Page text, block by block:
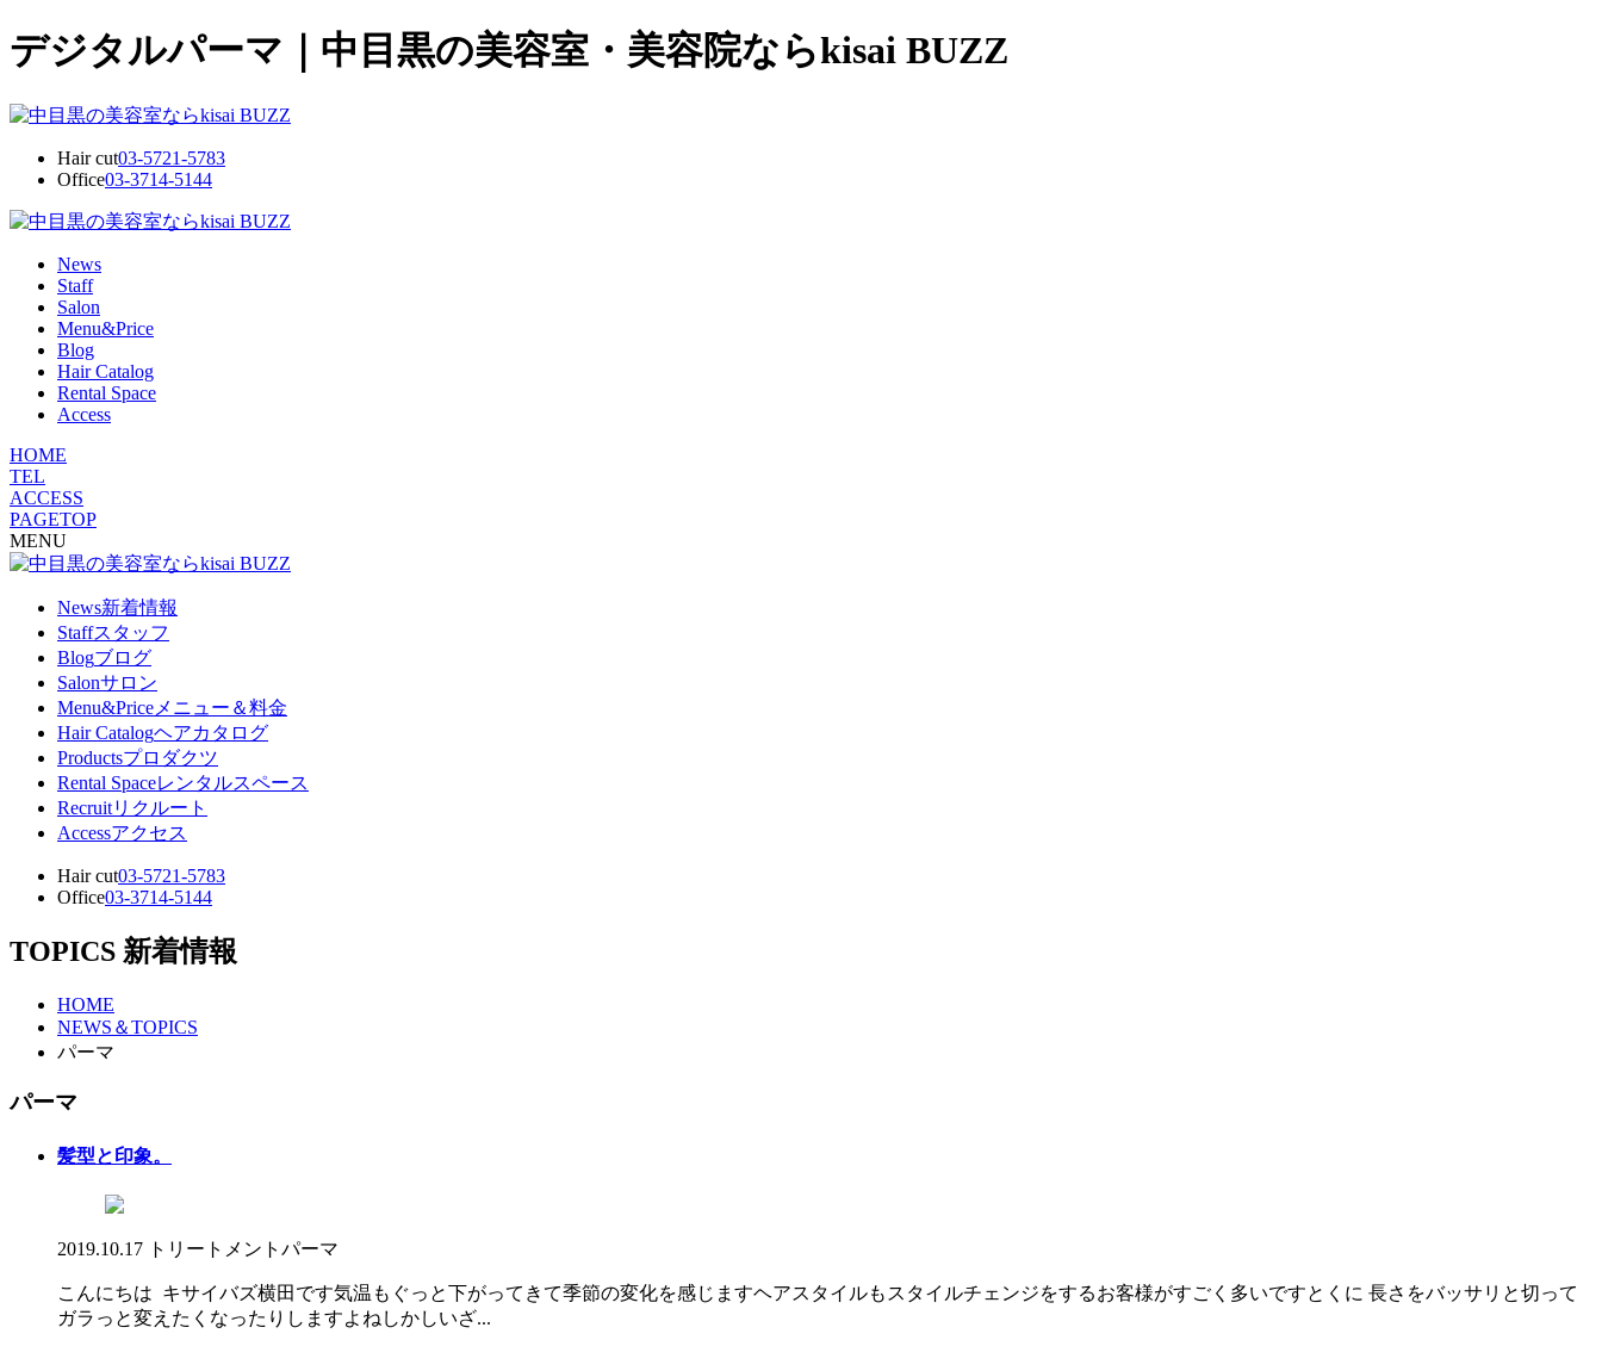
デジタルパーマ｜中目黒の美容室・美容院ならkisai BUZZ
Hair cut03-5721-5783
Office03-3714-5144
News
Staff
Salon
Menu&Price
Blog
Hair Catalog
Rental Space
Access
HOME
TEL
ACCESS
PAGETOP
MENU
News新着情報
Staffスタッフ
Blogブログ
Salonサロン
Menu&Price メニュー＆料金
Hair Catalogヘアカタログ
Productsプロダクツ
Rental Spaceレンタルスペース
Recruitリクルート
Accessアクセス
Hair cut03-5721-5783
Office03-3714-5144
TOPICS 新着情報
HOME
NEWS＆TOPICS
パーマ
パーマ
髪型と印象。
2019.10.17 トリートメント パーマ
こんにちは キサイバズ横田です気温もぐっと下がってきて季節の変化を感じますヘアスタイルもスタイルチェンジをするお客様がすごく多いですとくに 長さをバッサリと切って
ガラっと変えたくなったりしますよねしかしいざ...